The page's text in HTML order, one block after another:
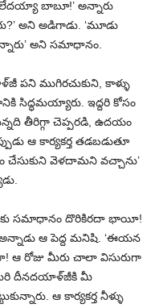
బాబూ!’ అన్నారు
అని అడిగాడు. ‘మూడు
అని సమాధానం.
పని ముగిరచుకుని, కాళ్ళు
సిద్ధమయ్యారు. ఇద్దరి కోసం
తీరిగ్గా చెప్పరడి, ఉదయం
ఆ కార్యకర్త తడబడుతూ
చేసుకుని వెళదామని వచ్చాను’
సమాధానం దొరికిరదా భాయీ!
ఆ పెద్ద మనిషి. ‘ఈయన
రోజు మీరు చాలా విసురుగా
మరి దీనదయాళ్‌జీకి మీ
ఆ కార్యకర్త నీళ్ళు